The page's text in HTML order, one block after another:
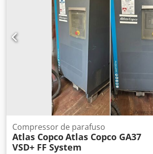
Compressor de parafuso
Atlas CopcoAtlas Copco GA37
VSD+ FF System